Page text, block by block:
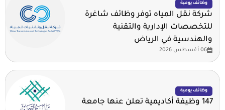
وظائف يومية
شركة نقل المياه توفر وظائف شاغرة
للتخصصات الإدارية والتقنية
والهندسية في الرياض
06 أغسطس 2026
وظائف يومية
147 وظيفة أكاديمية تعلن عنها جامعة